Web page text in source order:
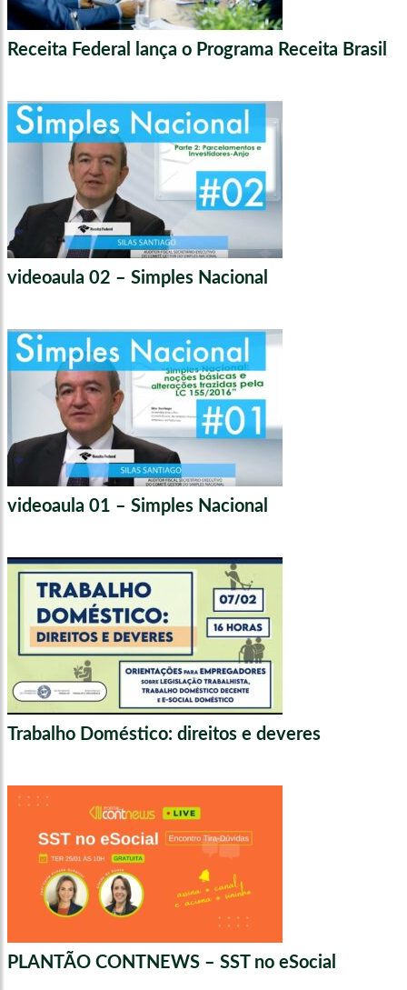
Receita Federal lança o Programa Receita Brasil
videoaula 02 – Simples Nacional
videoaula 01 – Simples Nacional
Trabalho Doméstico: direitos e deveres
PLANTÃO CONTNEWS – SST no eSocial